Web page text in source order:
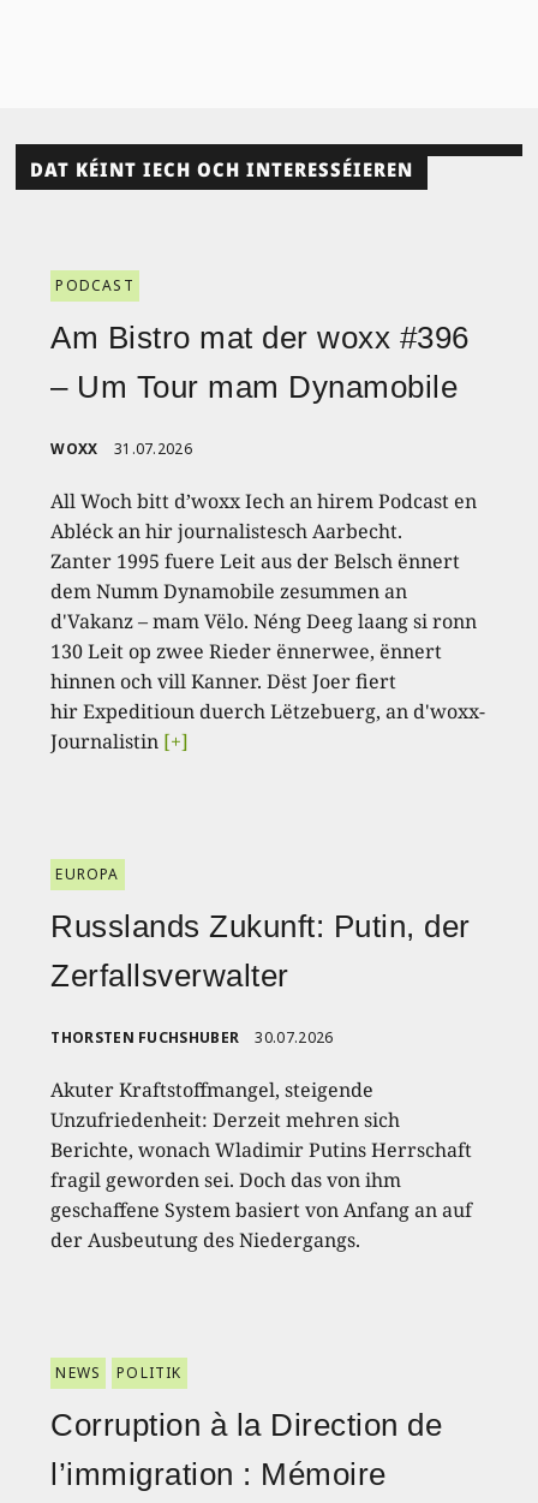
DAT KÉINT IECH OCH INTERESSÉIEREN
PODCAST
Am Bistro mat der woxx #396
– Um Tour mam Dynamobile
WOXX 31.07.2026
All Woch bitt d’woxx Iech an hirem Podcast en
Abléck an hir journalistesch Aarbecht.
Zanter 1995 fuere Leit aus der Belsch ënnert
dem Numm Dynamobile zesummen an
d'Vakanz – mam Vëlo. Néng Deeg laang si ronn
130 Leit op zwee Rieder ënnerwee, ënnert
hinnen och vill Kanner. Dëst Joer fiert
hir Expeditioun duerch Lëtzebuerg, an d'woxx-
Journalistin [+]
EUROPA
Russlands Zukunft: Putin, der
Zerfallsverwalter
THORSTEN FUCHSHUBER 30.07.2026
Akuter Kraftstoffmangel, steigende
Unzufriedenheit: Derzeit mehren sich
Berichte, wonach Wladimir Putins Herrschaft
fragil geworden sei. Doch das von ihm
geschaffene System basiert von Anfang an auf
der Ausbeutung des Niedergangs.
NEWS POLITIK
Corruption à la Direction de
l’immigration : Mémoire